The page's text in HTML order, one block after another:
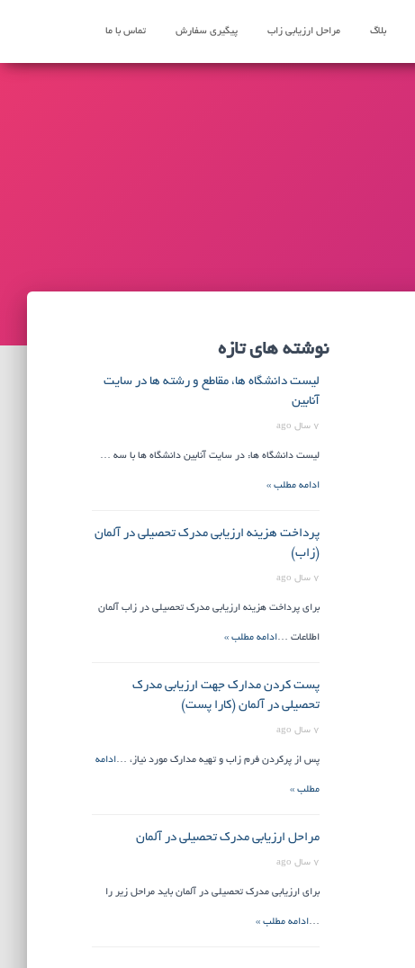
بلاگ مراحل ارزیابی زاب پیگیری سفارش تماس با ما
نوشته های تازه
لیست دانشگاه ها، مقاطع و رشته ها در سایت
آنابین
7 سال ago
لیست دانشگاه ها: در سایت آنابین دانشگاه ها با سه …
ادامه مطلب »
پرداخت هزینه ارزیابی مدرک تحصیلی در آلمان
(زاب)
7 سال ago
برای پرداخت هزینه ارزیابی مدرک تحصیلی در زاب آلمان
اطلاعات …ادامه مطلب »
پست کردن مدارک جهت ارزیابی مدرک
تحصیلی در آلمان (کارا پست)
7 سال ago
پس از پرکردن فرم زاب و تهیه مدارک مورد نیاز، …ادامه
مطلب »
مراحل ارزیابی مدرک تحصیلی در آلمان
7 سال ago
برای ارزیابی مدرک تحصیلی در آلمان باید مراحل زیر را
…ادامه مطلب »